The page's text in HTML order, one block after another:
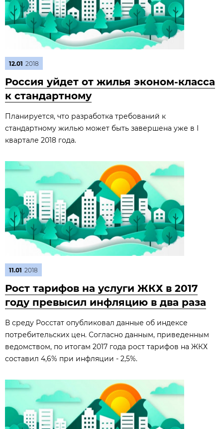
12.01 2018
Россия уйдет от жилья эконом-класса
к стандартному
Планируется, что разработка требований к
стандартному жилью может быть завершена уже в I
квартале 2018 года.
11.01 2018
Рост тарифов на услуги ЖКХ в 2017
году превысил инфляцию в два раза
В среду Росстат опубликовал данные об индексе
потребительских цен. Согласно данным, приведенным
ведомством, по итогам 2017 года рост тарифов на ЖКХ
составил 4,6% при инфляции - 2,5%.